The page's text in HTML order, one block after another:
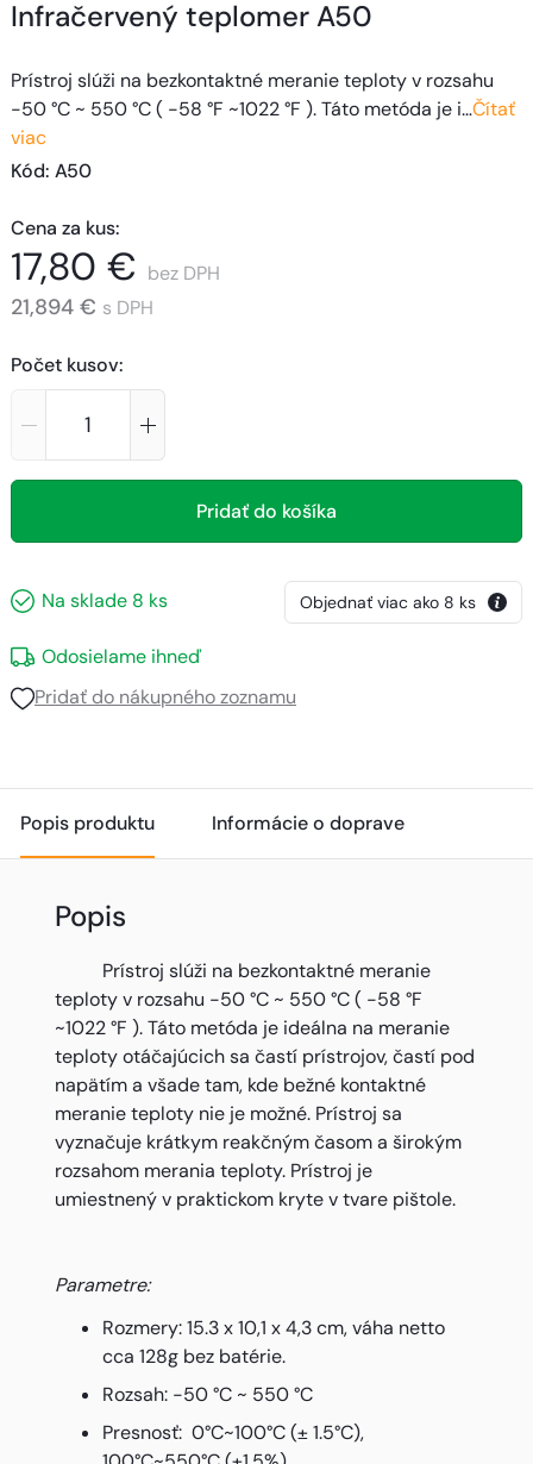
Infračervený teplomer A50
Prístroj slúži na bezkontaktné meranie teploty v rozsahu
-50 °C ~ 550 °C ( -58 °F ~1022 °F ). Táto metóda je i…Čítať
viac
Kód: A50
Cena za kus:
17,80 € bez DPH
21,894 € s DPH
Počet kusov:
Pridať do košíka
Na sklade 8 ks Objednať viac ako 8 ks
Odosielame ihneď
Pridať do nákupného zoznamu
Popis produktu Informácie o doprave
Popis
Prístroj slúži na bezkontaktné meranie
teploty v rozsahu -50 °C ~ 550 °C ( -58 °F
~1022 °F ). Táto metóda je ideálna na meranie
teploty otáčajúcich sa častí prístrojov, častí pod
napätím a všade tam, kde bežné kontaktné
meranie teploty nie je možné. Prístroj sa
vyznačuje krátkym reakčným časom a širokým
rozsahom merania teploty. Prístroj je
umiestnený v praktickom kryte v tvare pištole.
Parametre:
Rozmery: 15.3 x 10,1 x 4,3 cm, váha netto
cca 128g bez batérie.
Rozsah: -50 °C ~ 550 °C
Presnosť: 0°C~100°C (± 1.5°C),